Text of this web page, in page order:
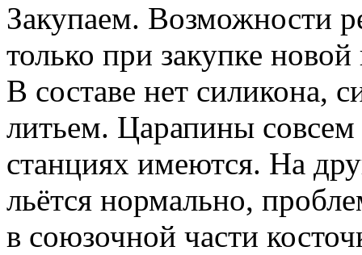
Закупаем. Возможности
только при закупке
В составе нет силикона,
литьем. Царапины
станциях имеются. На
льётся нормально,
в союзочной части